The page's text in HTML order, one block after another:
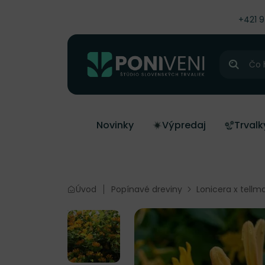
+421
Hľadať
Novinky Výpredaj
Úvod Popínavé dreviny Lonicera x